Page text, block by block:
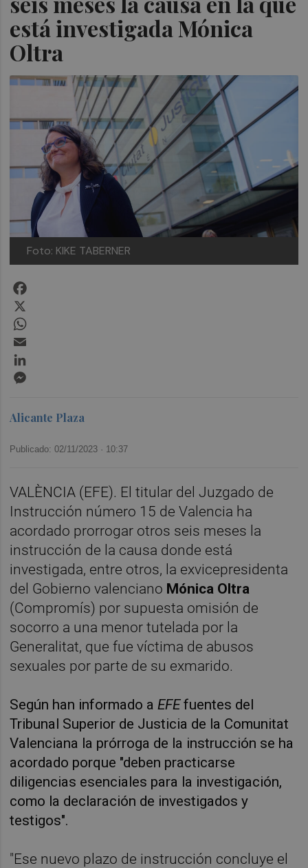
está investigada Mónica
Oltra
Foto: KIKE TABERNER
Alicante Plaza
Publicado: 02/11/2023 · 10:37
VALÈNCIA (EFE). El titular del Juzgado de
Instrucción número 15 de Valencia ha
acordado prorrogar otros seis meses la
instrucción de la causa donde está
investigada, entre otros, la exvicepresidenta
del Gobierno valenciano Mónica Oltra
(Compromís) por supuesta omisión de
socorro a una menor tutelada por la
Generalitat, que fue víctima de abusos
sexuales por parte de su exmarido.
Según han informado a EFEfuentes del
Tribunal Superior de Justicia de la Comunitat
Valenciana la prórroga de la instrucción se ha
acordado porque "deben practicarse
diligencias esenciales para la investigación,
como la declaración de investigados y
testigos".
"Ese nuevo plazo de instrucción concluye el